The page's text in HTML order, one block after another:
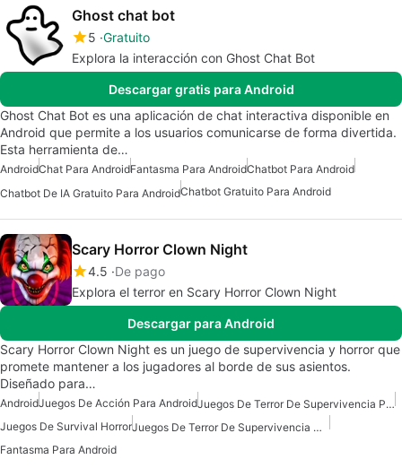
Ghost chat bot
5 Gratuito
Explora la interacción con Ghost Chat Bot
Descargar gratis para Android
Ghost Chat Bot es una aplicación de chat interactiva disponible en
Android que permite a los usuarios comunicarse de forma divertida.
Esta herramienta de…
AndroidChat Para AndroidFantasma Para AndroidChatbot Para Android
Chatbot De IA Gratuito Para AndroidChatbot Gratuito Para Android
Scary Horror Clown Night
4.5 De pago
Explora el terror en Scary Horror Clown Night
Descargar para Android
Scary Horror Clown Night es un juego de supervivencia y horror que
promete mantener a los jugadores al borde de sus asientos.
Diseñado para…
AndroidJuegos De Acción Para Android
Juegos De Terror De Supervivencia Para Android
Juegos De Survival Horror
Juegos De Terror De Supervivencia Gratuitos Para Android
Fantasma Para Android